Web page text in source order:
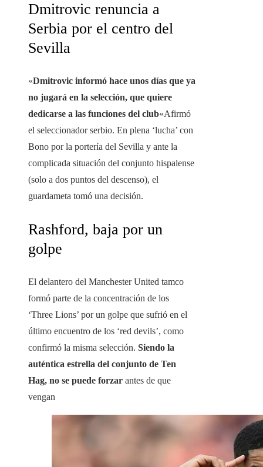
Dmitrovic renuncia a
Serbia por el centro del
Sevilla
«Dmitrovic informó hace unos días que ya
no jugará en la selección, que quiere
dedicarse a las funciones del club«Afirmó
el seleccionador serbio. En plena ‘lucha’ con
Bono por la portería del Sevilla y ante la
complicada situación del conjunto hispalense
(solo a dos puntos del descenso), el
guardameta tomó una decisión.
Rashford, baja por un
golpe
El delantero del Manchester United tamco
formó parte de la concentración de los
‘Three Lions’ por un golpe que sufrió en el
último encuentro de los ‘red devils’, como
confirmó la misma selección. Siendo la
auténtica estrella del conjunto de Ten
Hag, no se puede forzar antes de que
vengan